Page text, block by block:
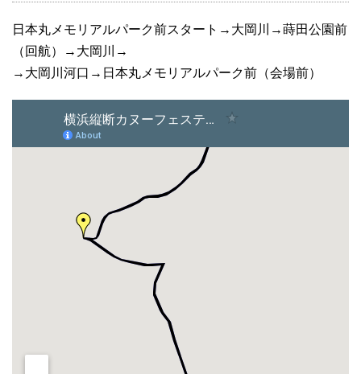
日本丸メモリアルパーク前スタート→大岡川→蒔田公園前
（回航）→大岡川→
→大岡川河口→日本丸メモリアルパーク前（会場前）